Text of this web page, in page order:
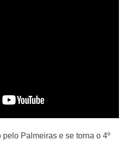
Palmeiras e se torna o 4º